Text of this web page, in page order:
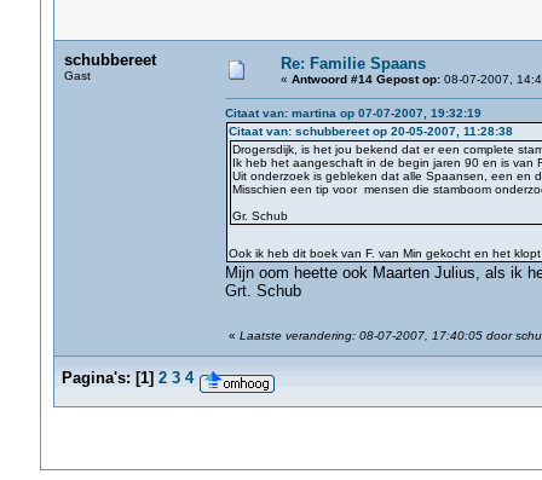
schubbereet
Gast
Re: Familie Spaans
« Antwoord #14 Gepost op:08-07-2007,
Citaat van: martina op 07-07-2007, 19:32:19
Citaat van: schubbereet op 20-05-2007, 11:28:38
Drogersdijk, is het jou bekend dat er een complete
Ik heb het aangeschaft in de begin jaren 90 en is van
Uit onderzoek is gebleken dat alle Spaansen, een en
Misschien een tip voor mensen die stamboom
Gr. Schub
Ook ik heb dit boek van F. van Min gekocht en het
Mijn oom heette ook Maarten Julius, als ik
Grt. Schub
« Laatste verandering: 08-07-2007, 17:40:05 door
Pagina's: [1] 2 3 4